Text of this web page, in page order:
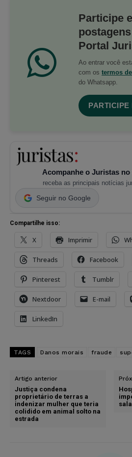
Participe
Portal
Ao entrar você
com os termos
do Whatsapp.
Acompanhe o Juristas no
receba as principais notícias
Seguir no Google
Compartilhe isso:
X Imprimir
Threads Facebook
Pinterest Tumblr
Nextdoor E-mail
LinkedIn
TAGS Danos morais fraude
Artigo anterior
Justiça condena
proprietário de terras a
indenizar mulher que teria
colidido em animal solto na
estrada